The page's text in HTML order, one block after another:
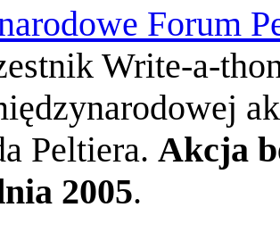
Forum
Write-a-
Peltiera. Akcja
2005.